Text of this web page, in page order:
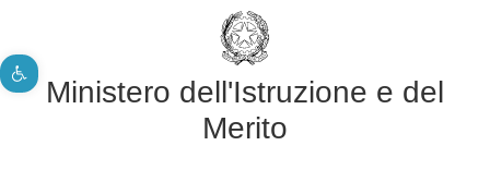
Ministero dell'Istruzione e del
Merito
Apri la barra degli strumenti